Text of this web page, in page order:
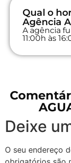
Qual o
Agência
A agência
11:00h às
Deixe
O seu endereço